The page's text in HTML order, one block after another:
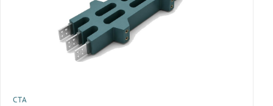
СТА